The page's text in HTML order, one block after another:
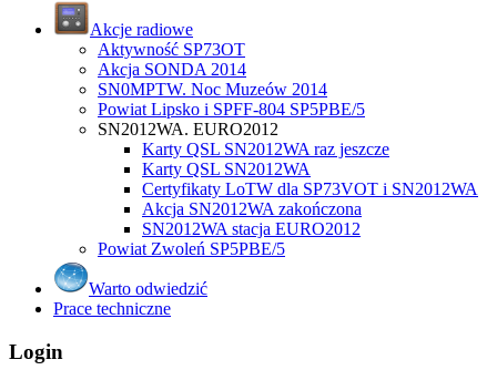
Akcje radiowe
Aktywność SP73OT
Akcja SONDA 2014
SN0MPTW. Noc Muzeów 2014
Powiat Lipsko i SPFF-804 SP5PBE/5
SN2012WA. EURO2012
Karty QSL SN2012WA raz jeszcze
Karty QSL SN2012WA
Certyfikaty LoTW dla SP73VOT i SN2012WA
Akcja SN2012WA zakończona
SN2012WA stacja EURO2012
Powiat Zwoleń SP5PBE/5
Warto odwiedzić
Prace techniczne
Login